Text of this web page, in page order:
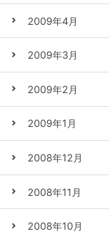
2009年4月
2009年3月
2009年2月
2009年1月
2008年12月
2008年11月
2008年10月